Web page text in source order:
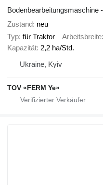
Bodenbearbeitungsmaschine
Zustand neu
Typ für Traktor Arbeitsbreite
Kapazität 2,2 ha/Std.
Ukraine, Kyiv
TOV «FERM Ye»